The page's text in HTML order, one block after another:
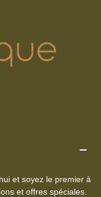
et soyez le premier à
et offres spéciales.